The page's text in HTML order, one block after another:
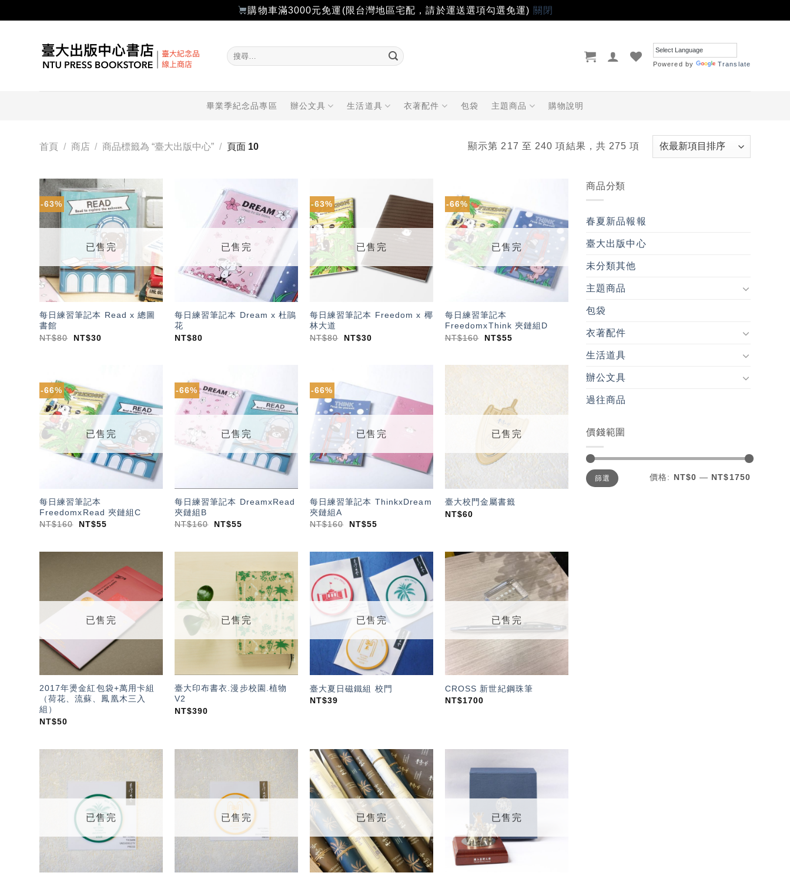
購物車滿3000元免運(限台灣地區宅配，請於運送選項勾選免運) 關閉
搜
尋
Powered by Translate
畢業季紀念品專區 辦公文具 生活道具 衣著配件 包袋 主題商品 購物說明
首頁 / 商店 / 商品標籤為 “臺大出版中心” / 頁面 10 顯示第 217 至 240 項結果，共 275 項
-63%
「願
望輕
已售完
每日練習筆記本 Read x 總圖
書館
NT$80 NT$30
加入
「願
望輕
已售完
每日練習筆記本 Dream x 杜鵑
花
NT$80
-63%
望輕
單」
已售完
每日練習筆記本 Freedom x 椰
林大道
NT$80 NT$30
-66%
「願
望輕
已售完
每日練習筆記本
FreedomxThink 夾鏈組D
NT$160 NT$55
-66%
「願
望輕
單」
已售完
每日練習筆記本
FreedomxRead 夾鏈組C
NT$160 NT$55
-66%
加入
「願
望輕
已售完
每日練習筆記本 DreamxRead
夾鏈組B
NT$160 NT$55
-66%
加入
望輕
已售完
每日練習筆記本 ThinkxDream
夾鏈組A
NT$160 NT$55
望輕
已售完
臺大校門金屬書籤
NT$60
加入
「願
望輕
單」
已售完
2017年燙金紅包袋+萬用卡組
（荷花、流蘇、鳳凰木三入
組）
NT$50
加入
「願
望輕
單」
已售完
臺大印布書衣.漫步校園.植物
V2
NT$390
加入
「願
望輕
單」
已售完
臺大夏日磁鐵組 校門
NT$39
加入
「願
望輕
已售完
CROSS 新世紀鋼珠筆
NT$1700
「願
望輕
已售完
望輕
已售完
加入
「願
望輕
單」
已售完 已售完
商品分類
春夏新品報報
臺大出版中心
未分類其他
主題商品
包袋
衣著配件
生活道具
辦公文具
過往商品
價錢範圍
最
低
價
最
高
價
篩選 價格: NT$0 — NT$1750